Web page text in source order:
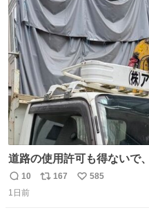
ト
数
数
道路の使用許可も得ないで
る。 写真を撮ろうとしたら
と罵倒されるなど。
返
信
10
リ
167
い
585
1日前